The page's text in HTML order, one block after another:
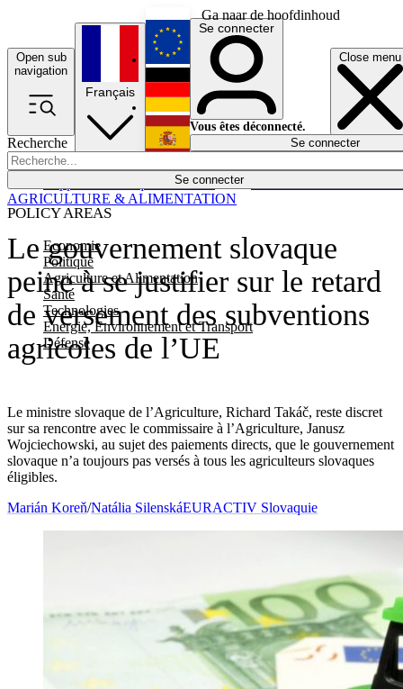
Ga naar de hoofdinhoud
Open sub
navigation
Close menu
Recherche
Se connecter
POLICY AREAS
Economie
Politique
Agriculture et Alimentation
Santé
Technologies
Energie, Environnement et Transport
Défense
Économie
Français
English
Deutsch
Español
Se connecter
Vous êtes déconnecté.
Se connecter
Le gouvernement slovaque
peine à se justifier sur le retard
de versement des subventions
agricoles de l’UE
Le ministre slovaque de l’Agriculture, Richard Takáč, reste discret
sur sa rencontre avec le commissaire à l’Agriculture, Janusz
Wojciechowski, au sujet des paiements directs, que le gouvernement
slovaque n’a toujours pas versés à tous les agriculteurs slovaques
éligibles.
AGRICULTURE & ALIMENTATION
Marián Koreň/Natália SilenskáEURACTIV Slovaquie